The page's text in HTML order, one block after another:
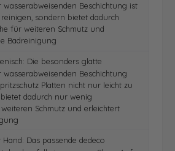
Beschichtung ist
sondern bietet dadurch
für weiteren Schmutz und
Badreinigung
Die besonders glatte
Beschichtung
Platten nicht nur leicht zu
dadurch nur wenig
Schmutz und erleichtert
Das passende dedeco